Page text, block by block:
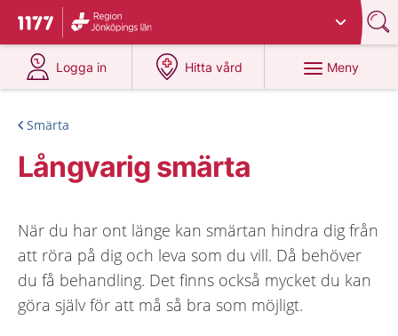
Till startsidan för 1177
Du har valt region
Logga in
på 1177.se
Hitta vård
på 1177.se
Meny
Smärta
Långvarig smärta
När du har ont länge kan smärtan hindra dig från
att röra på dig och leva som du vill. Då behöver
du få behandling. Det finns också mycket du kan
göra själv för att må så bra som möjligt.